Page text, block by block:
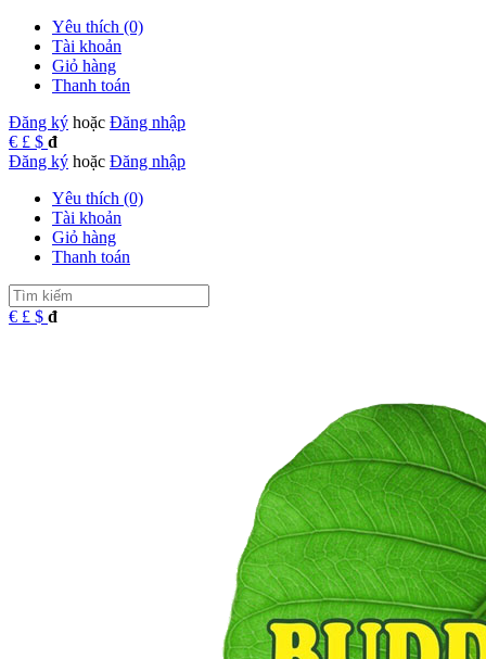
Yêu thích (0)
Tài khoản
Giỏ hàng
Thanh toán
Đăng ký hoặc Đăng nhập
€ £ $ đ
Đăng ký hoặc Đăng nhập
Yêu thích (0)
Tài khoản
Giỏ hàng
Thanh toán
€ £ $ đ